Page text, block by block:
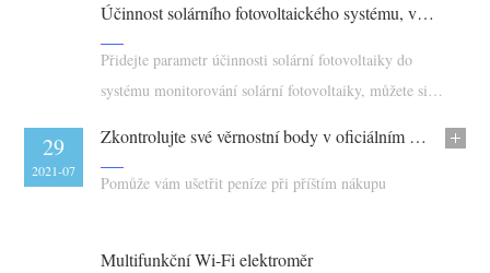
Účinnost solárního fotovoltaického systému, vytvořte si vlastní webovou stránku pro monitorování energie
Přidejte parametr účinnosti solární fotovoltaiky do
systému monitorování solární fotovoltaiky, můžete si
energie, analyzujte spotřebu energie a fakturaci všech
lokalit v jednom účtu IAMMETER, žebříček solární
02
2021-09
Zkontrolujte své věrnostní body v oficiálním obchodě IAMMETER
Pomůže vám ušetřit peníze při příštím nákupu
29
2021-07
Multifunkční Wi-Fi elektroměr